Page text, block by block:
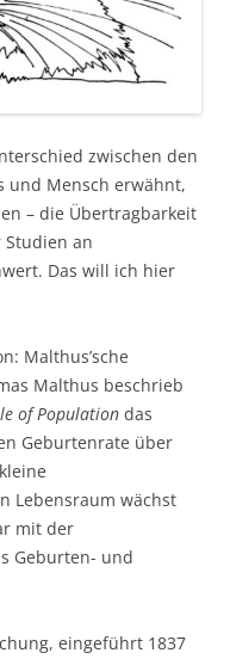
zwischen den
und Mensch erwähnt,
– die Übertragbarkeit
Studien an
Das will ich hier
Malthus’sche
Malthus beschrieb
of Population das
Geburtenrate über
Lebensraum wächst
mit der
Geburten- und
eingeführt 1837